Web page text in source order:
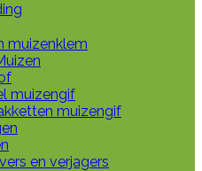
muizenklem
muizengif
muizengif
en verjagers